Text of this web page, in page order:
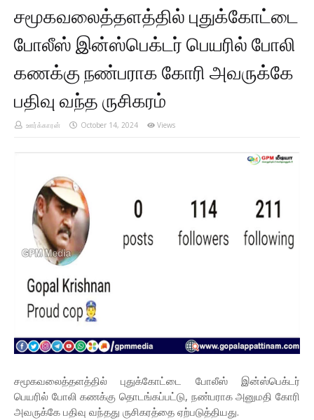
சமூகவலைத்தளத்தில் புதுக்கோட்டை
போலீஸ் இன்ஸ்பெக்டர் பெயரில் போலி
கணக்கு நண்பராக கோரி அவருக்கே
பதிவு வந்த ருசிகரம்
ஊர்க்காரன் October 14, 2024 Views
சமூகவலைத்தளத்தில் புதுக்கோட்டை போலீஸ் இன்ஸ்பெக்டர்
பெயரில் போலி கணக்கு தொடங்கப்பட்டு, நண்பராக அனுமதி கோரி
அவருக்கே பதிவு வந்தது ருசிகரத்தை ஏற்படுத்தியது.